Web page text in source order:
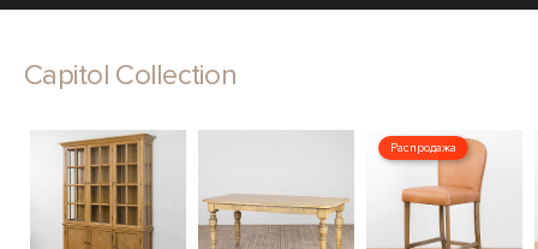
Capitol Collection
Распродажа